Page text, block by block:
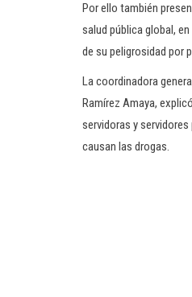
Por ello también
salud pública global,
de su peligrosidad por
La coordinadora
Ramírez Amaya,
servidoras y
causan las drogas.